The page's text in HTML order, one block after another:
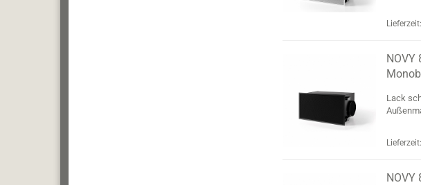
Lieferzeit:
NOVY
Lack
Lieferzeit:
NOVY